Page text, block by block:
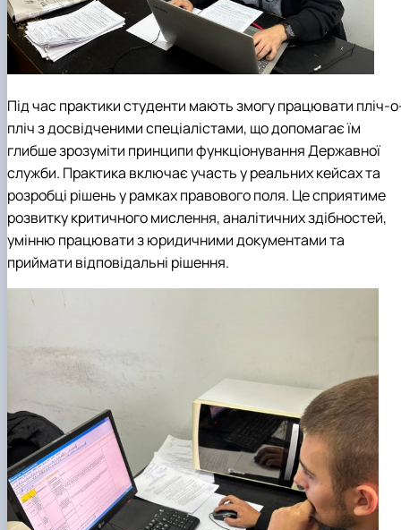
Під час практики студенти мають змогу працювати пліч-
пліч з досвідченими спеціалістами, що допомагає їм
глибше зрозуміти принципи функціонування Державної
служби. Практика включає участь у реальних кейсах та
розробці рішень у рамках правового поля. Це сприятиме
розвитку критичного мислення, аналітичних здібностей,
умінню працювати з юридичними документами та
приймати відповідальні рішення.